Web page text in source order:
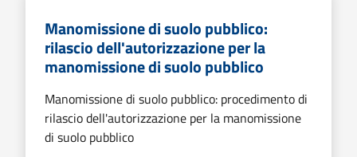
Manomissione di suolo pubblico:
rilascio dell'autorizzazione per la
manomissione di suolo pubblico
Manomissione di suolo pubblico: procedimento di
rilascio dell'autorizzazione per la manomissione
di suolo pubblico